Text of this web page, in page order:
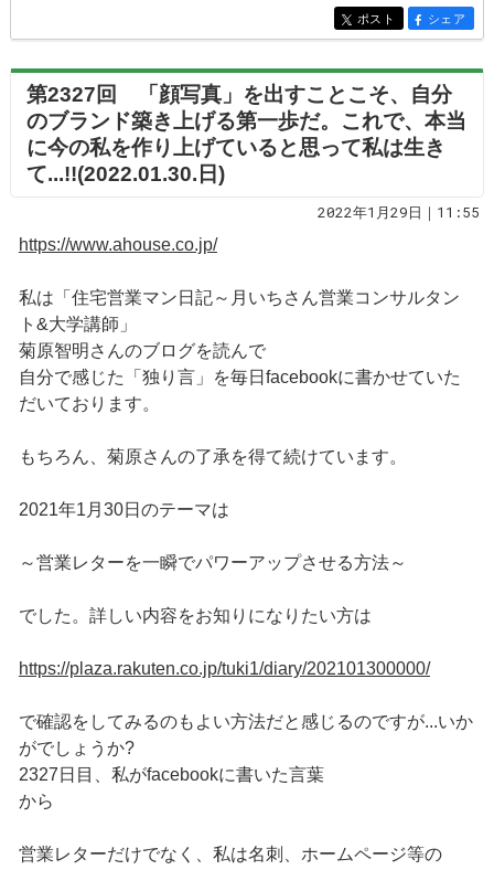
entry6964
ポスト entry6964
シェア
第2327回 「顔写真」を出すことこそ、自分
のブランド築き上げる第一歩だ。これで、本当
に今の私を作り上げていると思って私は生き
て...!!(2022.01.30.日)
2022年1月29日｜11:55
https://www.ahouse.co.jp/
私は「住宅営業マン日記～月いちさん営業コンサルタン
ト&大学講師」
菊原智明さんのブログを読んで
自分で感じた「独り言」を毎日facebookに書かせていた
だいております。
もちろん、菊原さんの了承を得て続けています。
2021年1月30日のテーマは
～営業レターを一瞬でパワーアップさせる方法～
でした。詳しい内容をお知りになりたい方は
https://plaza.rakuten.co.jp/tuki1/diary/202101300000/
で確認をしてみるのもよい方法だと感じるのですが...いか
がでしょうか?
2327日目、私がfacebookに書いた言葉
から
営業レターだけでなく、私は名刺、ホームページ等の